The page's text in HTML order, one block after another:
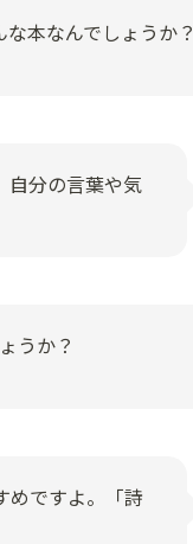
本なんでしょうか？
自分の言葉や気
うか？
めですよ。「詩